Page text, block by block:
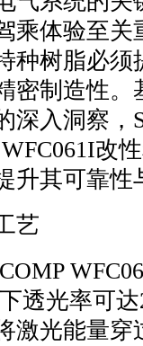
乘体验至
种树脂必
密制造性
深入洞察
改
升其可靠性
艺
透光率可
激光能量